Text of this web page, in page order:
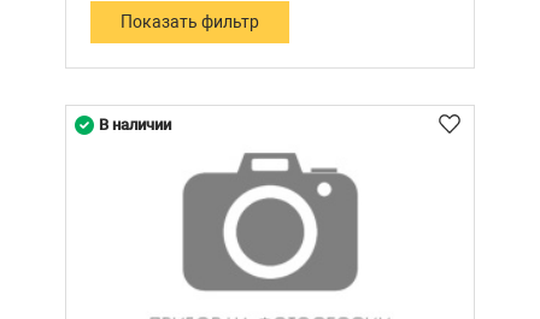
В наличии